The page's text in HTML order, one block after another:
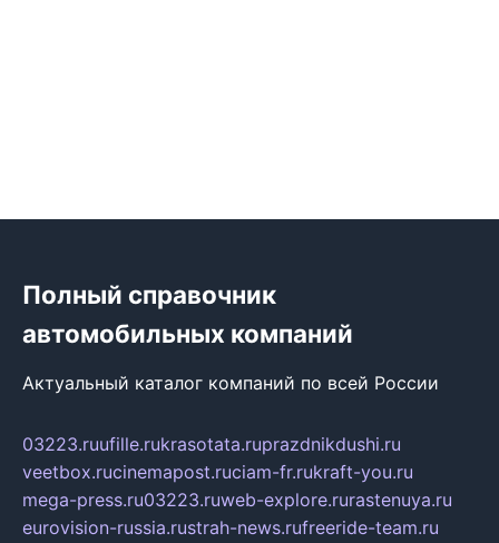
Полный справочник
автомобильных компаний
Актуальный каталог компаний по всей России
03223.ruufille.rukrasotata.ruprazdnikdushi.ru
veetbox.rucinemapost.ruciam-fr.rukraft-you.ru
mega-press.ru03223.ruweb-explore.rurastenuya.ru
eurovision-russia.rustrah-news.rufreeride-team.ru